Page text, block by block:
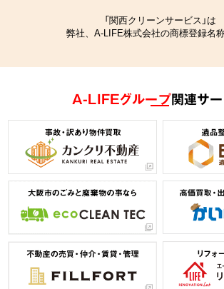
「関西クリーンサービス」は
弊社、A-LIFE株式会社の商標登録名称
A-LIFEグループ関連サ